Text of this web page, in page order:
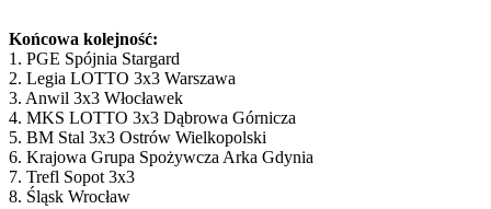
Końcowa kolejność:
1. PGE Spójnia Stargard
2. Legia LOTTO 3x3 Warszawa
3. Anwil 3x3 Włocławek
4. MKS LOTTO 3x3 Dąbrowa Górnicza
5. BM Stal 3x3 Ostrów Wielkopolski
6. Krajowa Grupa Spożywcza Arka Gdynia
7. Trefl Sopot 3x3
8. Śląsk Wrocław